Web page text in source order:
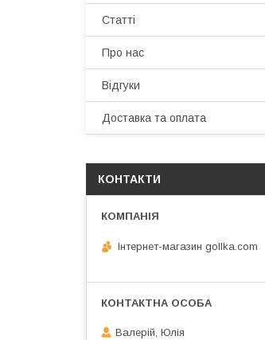
Статті
Про нас
Відгуки
Доставка та оплата
КОНТАКТИ
Інтернет-магазин gollka.com
Валерій, Юлія